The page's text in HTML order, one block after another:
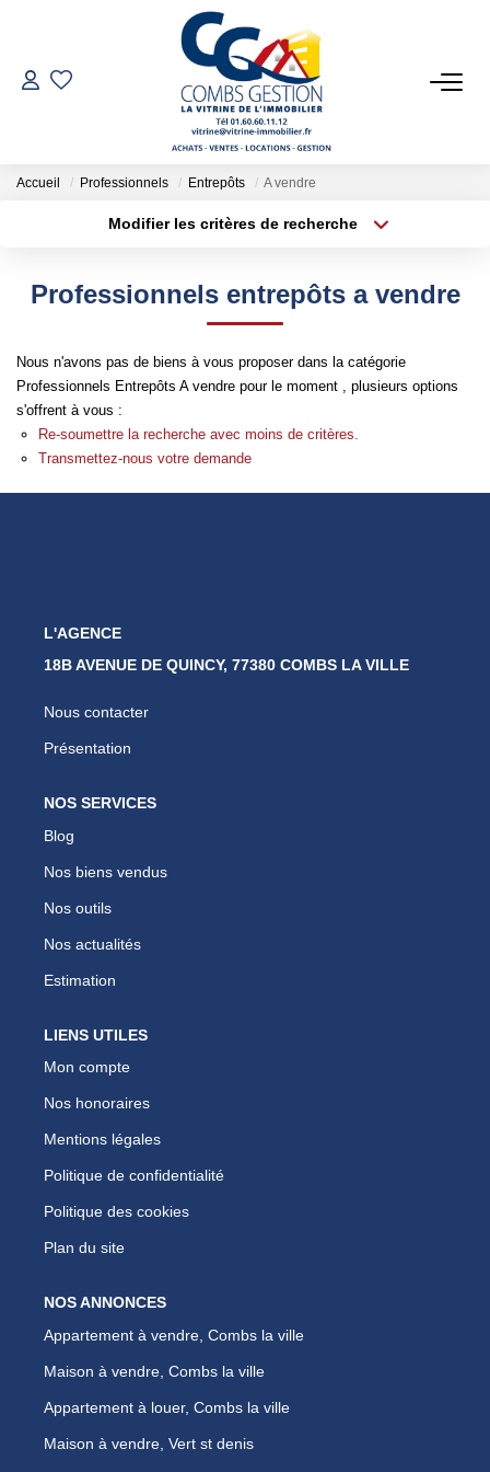
VENTES
LOCATIONS
ESTIMATION
NOTRE AGENCE
Qui Sommes-Nous
Notre Équipe
Nos Partenaires
Accueil Professionnels Entrepôts A vendre
Modifier les critères de recherche
Type de bien
Surface min
Budget max Plus de critères
Professionnels entrepôts a vendre
Nous n'avons pas de biens à vous proposer dans la catégorie
Professionnels Entrepôts A vendre pour le moment , plusieurs options
s'offrent à vous :
Re-soumettre la recherche avec moins de critères.
Transmettez-nous votre demande
L'AGENCE
18B AVENUE DE QUINCY, 77380 COMBS LA VILLE
Nous contacter
Présentation
NOS SERVICES
Blog
Nos biens vendus
Nos outils
Nos actualités
Estimation
LIENS UTILES
Mon compte
Nos honoraires
Mentions légales
Politique de confidentialité
Politique des cookies
Plan du site
NOS ANNONCES
Appartement à vendre, Combs la ville
Maison à vendre, Combs la ville
Appartement à louer, Combs la ville
Maison à vendre, Vert st denis